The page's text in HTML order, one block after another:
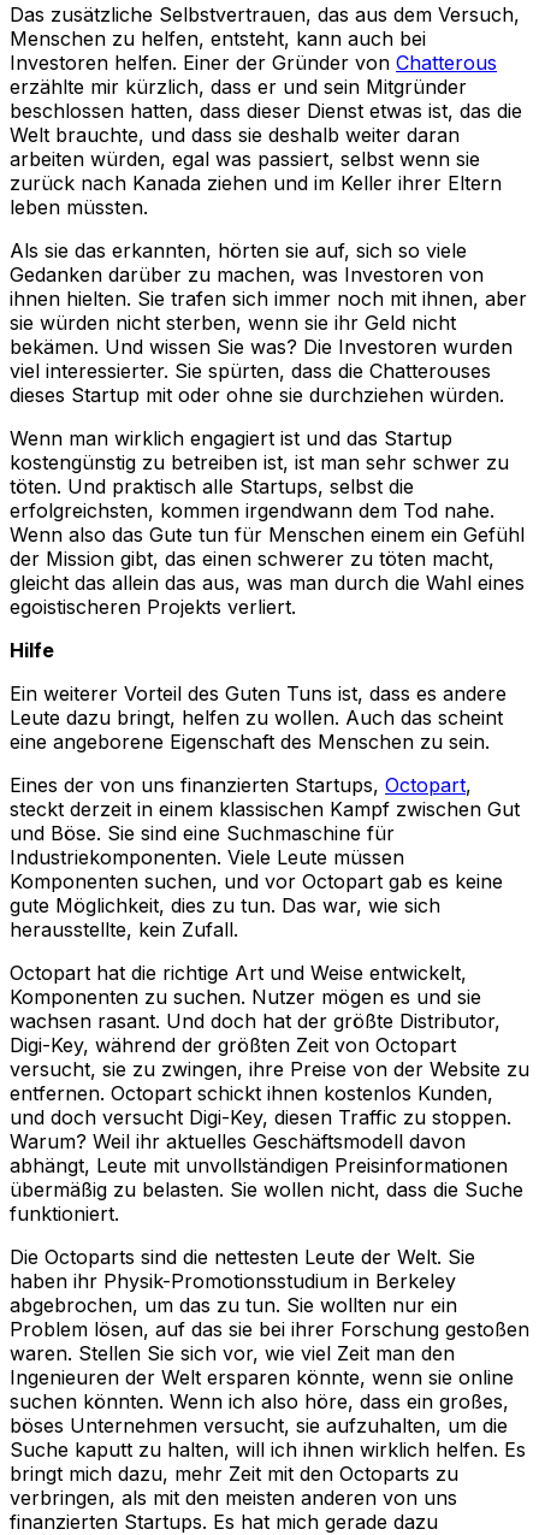
Das zusätzliche Selbstvertrauen, das aus dem Versuch,
Menschen zu helfen, entsteht, kann auch bei
Investoren helfen. Einer der Gründer von Chatterous
erzählte mir kürzlich, dass er und sein Mitgründer
beschlossen hatten, dass dieser Dienst etwas ist, das die
Welt brauchte, und dass sie deshalb weiter daran
arbeiten würden, egal was passiert, selbst wenn sie
zurück nach Kanada ziehen und im Keller ihrer Eltern
leben müssten.
Als sie das erkannten, hörten sie auf, sich so viele
Gedanken darüber zu machen, was Investoren von
ihnen hielten. Sie trafen sich immer noch mit ihnen, aber
sie würden nicht sterben, wenn sie ihr Geld nicht
bekämen. Und wissen Sie was? Die Investoren wurden
viel interessierter. Sie spürten, dass die Chatterouses
dieses Startup mit oder ohne sie durchziehen würden.
Wenn man wirklich engagiert ist und das Startup
kostengünstig zu betreiben ist, ist man sehr schwer zu
töten. Und praktisch alle Startups, selbst die
erfolgreichsten, kommen irgendwann dem Tod nahe.
Wenn also das Gute tun für Menschen einem ein Gefühl
der Mission gibt, das einen schwerer zu töten macht,
gleicht das allein das aus, was man durch die Wahl eines
egoistischeren Projekts verliert.
Hilfe
Ein weiterer Vorteil des Guten Tuns ist, dass es andere
Leute dazu bringt, helfen zu wollen. Auch das scheint
eine angeborene Eigenschaft des Menschen zu sein.
Eines der von uns finanzierten Startups, Octopart,
steckt derzeit in einem klassischen Kampf zwischen Gut
und Böse. Sie sind eine Suchmaschine für
Industriekomponenten. Viele Leute müssen
Komponenten suchen, und vor Octopart gab es keine
gute Möglichkeit, dies zu tun. Das war, wie sich
herausstellte, kein Zufall.
Octopart hat die richtige Art und Weise entwickelt,
Komponenten zu suchen. Nutzer mögen es und sie
wachsen rasant. Und doch hat der größte Distributor,
Digi-Key, während der größten Zeit von Octopart
versucht, sie zu zwingen, ihre Preise von der Website zu
entfernen. Octopart schickt ihnen kostenlos Kunden,
und doch versucht Digi-Key, diesen Traffic zu stoppen.
Warum? Weil ihr aktuelles Geschäftsmodell davon
abhängt, Leute mit unvollständigen Preisinformationen
übermäßig zu belasten. Sie wollen nicht, dass die Suche
funktioniert.
Die Octoparts sind die nettesten Leute der Welt. Sie
haben ihr Physik-Promotionsstudium in Berkeley
abgebrochen, um das zu tun. Sie wollten nur ein
Problem lösen, auf das sie bei ihrer Forschung gestoßen
waren. Stellen Sie sich vor, wie viel Zeit man den
Ingenieuren der Welt ersparen könnte, wenn sie online
suchen könnten. Wenn ich also höre, dass ein großes,
böses Unternehmen versucht, sie aufzuhalten, um die
Suche kaputt zu halten, will ich ihnen wirklich helfen. Es
bringt mich dazu, mehr Zeit mit den Octoparts zu
verbringen, als mit den meisten anderen von uns
finanzierten Startups. Es hat mich gerade dazu